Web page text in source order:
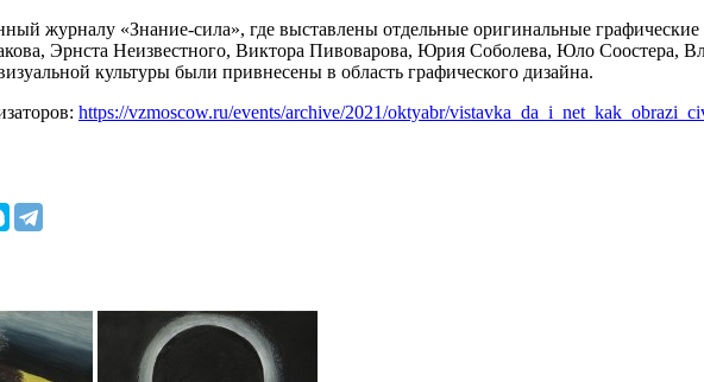
журналу «Знание-сила», где выставлены отдельные оригинальные
Эрнста Неизвестного, Виктора Пивоварова, Юрия Соболева, Юло Соостера,
культуры были привнесены в область графического дизайна.
https://vzmoscow.ru/events/archive/2021/oktyabr/